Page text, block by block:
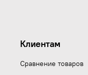
Клиентам
Сравнение товаров